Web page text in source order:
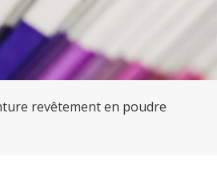
revêtement en poudre